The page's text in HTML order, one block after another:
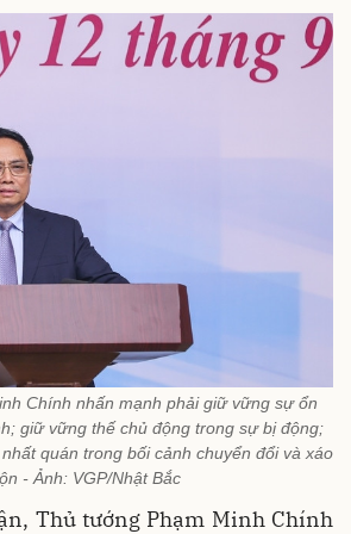
Chính nhấn mạnh phải giữ vững sự ổn
giữ vững thế chủ động trong sự bị động;
quán trong bối cảnh chuyển đổi và xáo
- Ảnh: VGP/Nhật Bắc
Thủ tướng Phạm Minh Chính